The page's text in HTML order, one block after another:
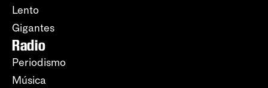
Lento
Gigantes
Radio
Periodismo
Música